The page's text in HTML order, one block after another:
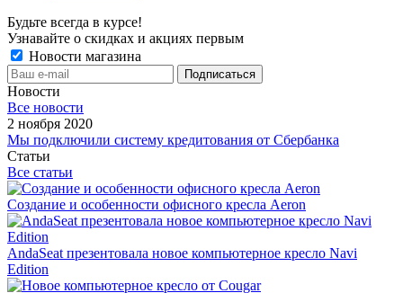
Будьте всегда в курсе!
Узнавайте о скидках и акциях первым
Новости магазина
Новости
Все новости
2 ноября 2020
Мы подключили систему кредитования от Сбербанка
Статьи
Все статьи
Создание и особенности офисного кресла Aeron
AndaSeat презентовала новое компьютерное кресло Navi
Edition